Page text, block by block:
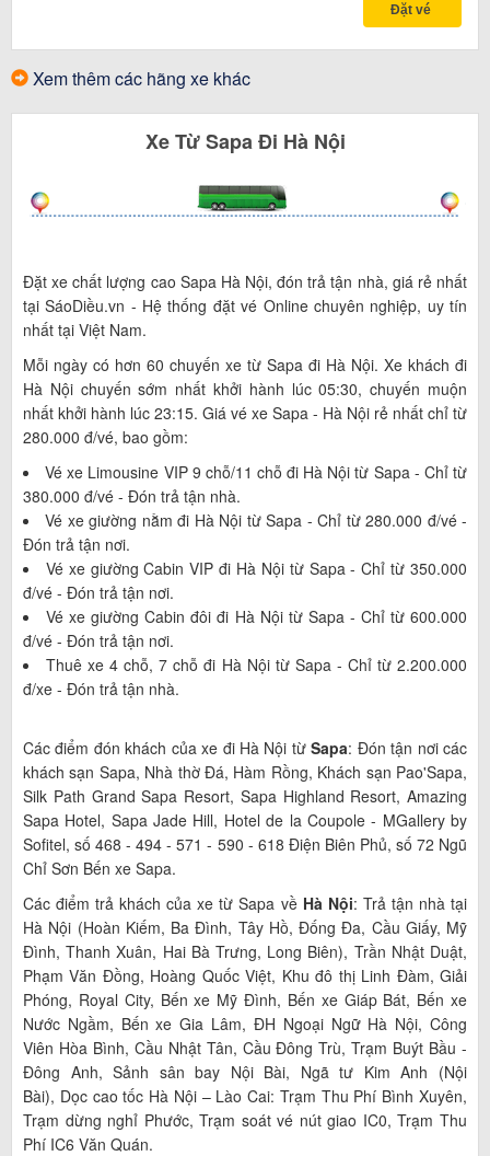
Đặt vé
Xem thêm các hãng xe khác
Xe TừSapaĐi Hà Nội
Đặt xe chất lượng cao Sapa Hà Nội, đón trả tận nhà, giá rẻ nhất
tại SáoDiều.vn - Hệ thống đặt vé Online chuyên nghiệp, uy tín
nhất tại Việt Nam.
Mỗi ngày có hơn 60 chuyến xe từ Sapa đi Hà Nội. Xe khách đi
Hà Nội chuyến sớm nhất khởi hành lúc 05:30, chuyến muộn
nhất khởi hành lúc 23:15. Giá vé xe Sapa - Hà Nội rẻ nhất chỉ từ
280.000 đ/vé, bao gồm:
Vé xe Limousine VIP 9 chỗ/11 chỗ đi Hà Nội từ Sapa - Chỉ từ
380.000 đ/vé - Đón trả tận nhà.
Vé xe giường nằm đi Hà Nội từ Sapa - Chỉ từ 280.000 đ/vé -
Đón trả tận nơi.
Vé xe giường Cabin VIP đi Hà Nội từ Sapa - Chỉ từ 350.000
đ/vé - Đón trả tận nơi.
Vé xe giường Cabin đôi đi Hà Nội từ Sapa - Chỉ từ 600.000
đ/vé - Đón trả tận nơi.
Thuê xe 4 chỗ, 7 chỗ đi Hà Nội từ Sapa - Chỉ từ 2.200.000
đ/xe - Đón trả tận nhà.
Các điểm đón khách của xe đi Hà Nội từSapa: Đón tận nơi các
khách sạn Sapa, Nhà thờ Đá, Hàm Rồng, Khách sạn Pao'Sapa,
Silk Path Grand Sapa Resort, Sapa Highland Resort, Amazing
Sapa Hotel, Sapa Jade Hill, Hotel de la Coupole - MGallery by
Sofitel, số 468 - 494 - 571 - 590 - 618 Điện Biên Phủ, số 72 Ngũ
Chỉ Sơn Bến xe Sapa.
Các điểm trả khách của xe từ Sapa về Hà Nội: Trả tận nhà tại
Hà Nội (Hoàn Kiếm, Ba Đình, Tây Hồ, Đống Đa, Cầu Giấy, Mỹ
Đình, Thanh Xuân, Hai Bà Trưng, Long Biên), Trần Nhật Duật,
Phạm Văn Đồng, Hoàng Quốc Việt, Khu đô thị Linh Đàm, Giải
Phóng, Royal City, Bến xe Mỹ Đình, Bến xe Giáp Bát, Bến xe
Nước Ngầm, Bến xe Gia Lâm, ĐH Ngoại Ngữ Hà Nội, Công
Viên Hòa Bình, Cầu Nhật Tân, Cầu Đông Trù, Trạm Buýt Bầu -
Đông Anh, Sảnh sân bay Nội Bài, Ngã tư Kim Anh (Nội
Bài), Dọc cao tốc Hà Nội – Lào Cai: Trạm Thu Phí Bình Xuyên,
Trạm dừng nghỉ Phước, Trạm soát vé nút giao IC0, Trạm Thu
Phí IC6 Văn Quán.